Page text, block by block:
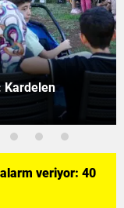
47 gölet
veriyor: 40